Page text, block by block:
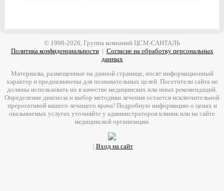
© 1998-2026, Группа компаний ЦСМ-САНТАЛЬ
Политика конфиденциальности| Согласие на обработку персональных
данных
Материалы, размещенные на данной странице, носят информационный
характер и предназначены для познавательных целей. Посетители сайта не
должны использовать их в качестве медицинских или иных рекомендаций.
Определение диагноза и выбор методики лечения остается исключительной
прерогативой вашего лечащего врача! Подробную информацию о ценах и
оказываемых услугах уточняйте у администраторов клиник или на сайте
медицинской организации.
| Вход на сайт